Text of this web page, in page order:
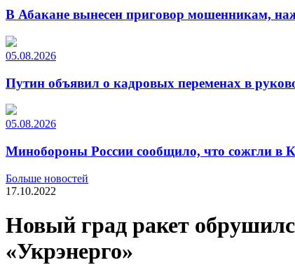
В Абакане вынесен приговор мошенникам,
05.08.2026
Путин объявил о кадровых переменах в
05.08.2026
Минобороны России сообщило, что сожгли в
Больше новостей
17.10.2022
Новый град ракет
«Укрэнерго»